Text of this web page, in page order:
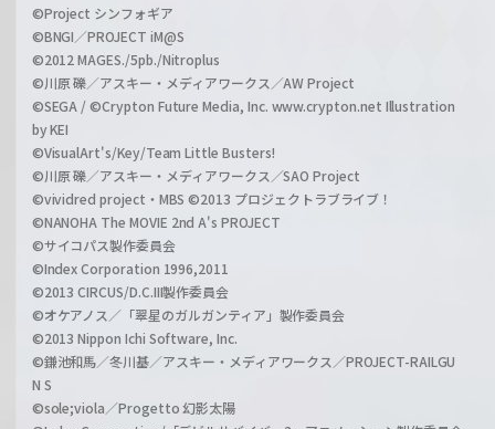
©Project シンフォギア
©BNGI／PROJECT iM@S
©2012 MAGES./5pb./Nitroplus
©川原 礫／アスキー・メディアワークス／AW Project
©SEGA / ©Crypton Future Media, Inc. www.crypton.net Illustration
by KEI
©VisualArt's/Key/Team Little Busters!
©川原 礫／アスキー・メディアワークス／SAO Project
©vividred project・MBS ©2013 プロジェクトラブライブ！
©NANOHA The MOVIE 2nd A's PROJECT
©サイコパス製作委員会
©Index Corporation 1996,2011
©2013 CIRCUS/D.C.III製作委員会
©オケアノス／「翠星のガルガンティア」製作委員会
©2013 Nippon Ichi Software, Inc.
©鎌池和馬／冬川基／アスキー・メディアワークス／PROJECT-RAILGU
N S
©sole;viola／Progetto 幻影太陽